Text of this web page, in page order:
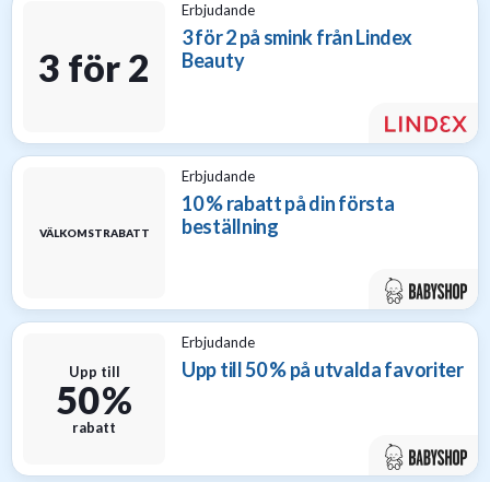
3 för 2
Erbjudande
3 för 2 på smink från Lindex
Beauty
VÄLKOMSTRABATT
Erbjudande
10 % rabatt på din första
beställning
Upp till
50 %
rabatt
Erbjudande
Upp till 50 % på utvalda favoriter